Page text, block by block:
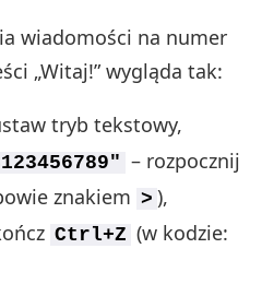
wiadomości na numer
„Witaj!” wygląda tak:
tryb tekstowy,
– rozpocznij
znakiem > ),
Ctrl+Z (w kodzie: